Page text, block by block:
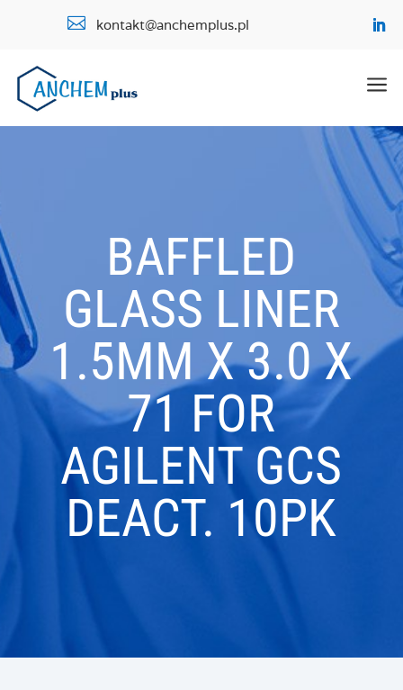
 kontakt@anchemplus.pl
a
BAFFLED
GLASS LINER
1.5MM X 3.0 X
71 FOR
AGILENT GCS
DEACT. 10PK